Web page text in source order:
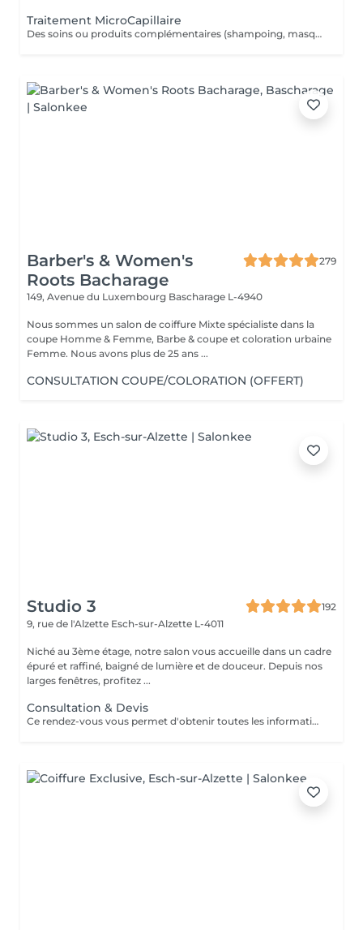
Traitement MicroCapillaire
Des soins ou produits complémentaires (shampoing, masques, hydratations profondes, fixateurs, etc.) peuvent être suggérés lors de votre venue, selon l'état de vos cheveux et vos objectifs beauté. Ces compléments ne figurent pas dans la réservation en ligne. Ces options peuvent entraîner un coût supplémentaire, toujours communiqué clairement avant toute application.
Barber's & Women's
Roots Bacharage
279
149, Avenue du Luxembourg Bascharage L-4940
Nous sommes un salon de coiffure Mixte spécialiste dans la
coupe Homme & Femme, Barbe & coupe et coloration urbaine
Femme. Nous avons plus de 25 ans ...
CONSULTATION COUPE/COLORATION (OFFERT)
Studio 3
192
9, rue de l'Alzette Esch-sur-Alzette L-4011
Niché au 3ème étage, notre salon vous accueille dans un cadre
épuré et raffiné, baigné de lumière et de douceur. Depuis nos
larges fenêtres, profitez ...
Consultation & Devis
Ce rendez-vous vous permet d'obtenir toutes les informations nécessaires avant votre prestation : - conseils personnalisés - étude de vos besoins - diagnostic du cheveu Le montant de la consultation sera déduit de votre prestation finale si vous réservez immédiatement après ce rendez-vous.